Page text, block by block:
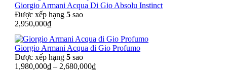
Giorgio Armani Acqua Di Gio Absolu Instinct
Được xếp hạng 5 sao
2,950,000₫
Giorgio Armani Acqua di Gio Profumo
Được xếp hạng 5 sao
1,980,000₫ – 2,680,000₫